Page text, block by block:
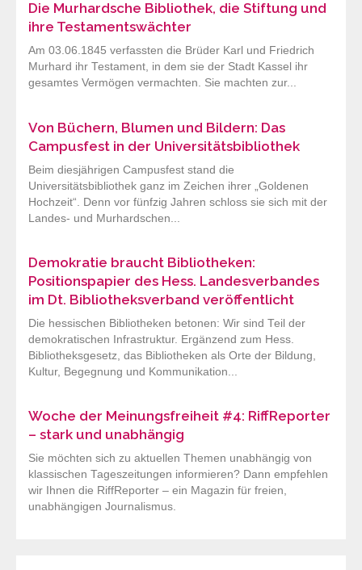
Die Murhardsche Bibliothek, die Stiftung und
ihre Testamentswächter
Am 03.06.1845 verfassten die Brüder Karl und Friedrich
Murhard ihr Testament, in dem sie der Stadt Kassel ihr
gesamtes Vermögen vermachten. Sie machten zur...
Von Büchern, Blumen und Bildern: Das
Campusfest in der Universitätsbibliothek
Beim diesjährigen Campusfest stand die
Universitätsbibliothek ganz im Zeichen ihrer „Goldenen
Hochzeit“. Denn vor fünfzig Jahren schloss sie sich mit der
Landes- und Murhardschen...
Demokratie braucht Bibliotheken:
Positionspapier des Hess. Landesverbandes
im Dt. Bibliotheksverband veröffentlicht
Die hessischen Bibliotheken betonen: Wir sind Teil der
demokratischen Infrastruktur. Ergänzend zum Hess.
Bibliotheksgesetz, das Bibliotheken als Orte der Bildung,
Kultur, Begegnung und Kommunikation...
Woche der Meinungsfreiheit #4: RiffReporter
– stark und unabhängig
Sie möchten sich zu aktuellen Themen unabhängig von
klassischen Tageszeitungen informieren? Dann empfehlen
wir Ihnen die RiffReporter – ein Magazin für freien,
unabhängigen Journalismus.